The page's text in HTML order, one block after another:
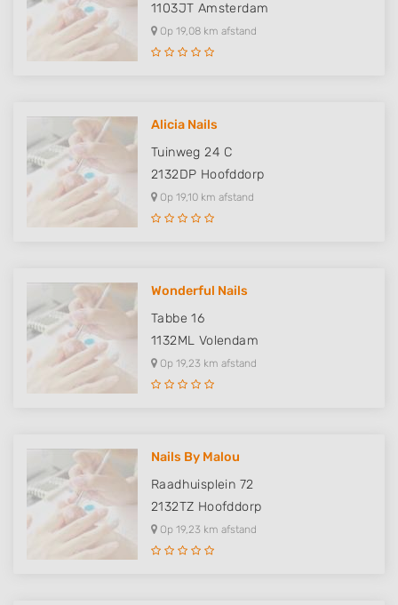
1103JT Amsterdam
Op 19,08 km afstand
Alicia Nails
Tuinweg 24 C
2132DP Hoofddorp
Op 19,10 km afstand
Wonderful Nails
Tabbe 16
1132ML Volendam
Op 19,23 km afstand
Nails By Malou
Raadhuisplein 72
2132TZ Hoofddorp
Op 19,23 km afstand